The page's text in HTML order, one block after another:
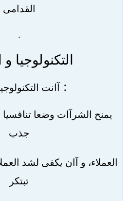
القدامى
.
التكنولوجيا و
: آانت
يمنح الشرآات وضعا
جذب
العملاء، و آان يكفى لشد
تبتكر